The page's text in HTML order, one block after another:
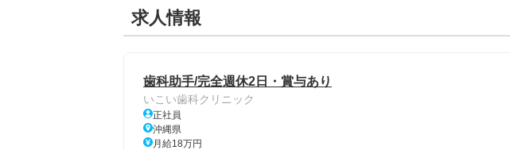
求人情報
歯科助手/完全週休2日・賞与あり
いこい歯科クリニック
正社員
沖縄県
月給18万円